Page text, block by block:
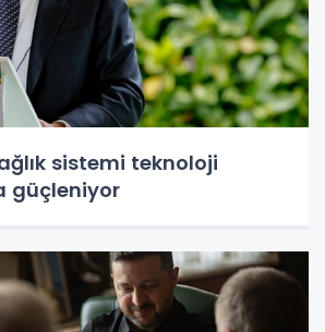
sistemi teknoloji
güçleniyor